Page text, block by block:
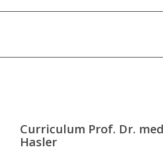
Curriculum Prof. Dr.
Hasler